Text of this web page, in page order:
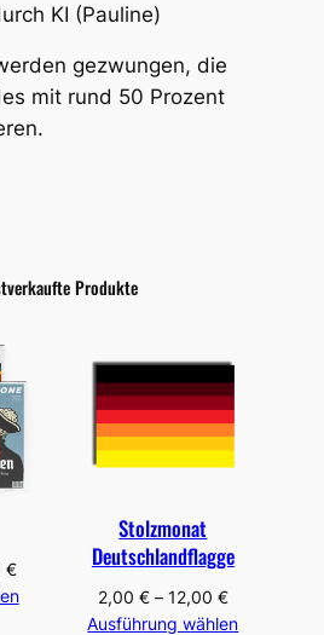
KI (Pauline)
gezwungen, die
mit rund 50 Prozent
Produkte
€
Stolzmonat
Deutschlandflagge
2,00 €– 12,00 €
Ausführung wählen